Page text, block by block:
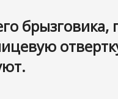
брызговика,